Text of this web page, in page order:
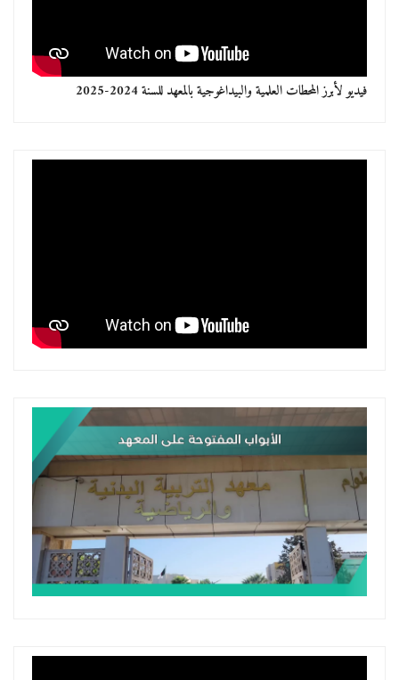
فيديو لأبرز المحطات العلمية والبيداغوجية بالمعهد للسنة 2024-2025